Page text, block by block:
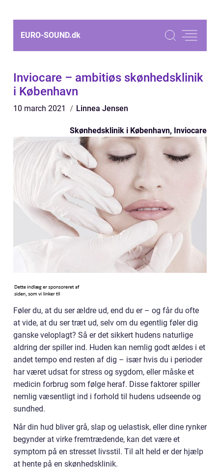
EURO-SOUND.dk
Inviocare – ambitiøs skønhedsklinik
i København
10 march 2021 Linnea Jensen
Skønhedsklinik i København, Inviocare
Føler du, at du ser ældre ud, end du er – og får du ofte
at vide, at du ser træt ud, selv om du egentlig føler dig
ganske veloplagt? Så er det sikkert hudens naturlige
aldring der spiller ind. Huden kan nemlig godt ældes i et
andet tempo end resten af dig – især hvis du i perioder
har været udsat for stress og sygdom, eller måske et
medicin forbrug som følge heraf. Disse faktorer spiller
nemlig væsentligt ind i forhold til hudens udseende og
sundhed.
Når din hud bliver grå, slap og uelastisk, eller dine rynker
begynder at virke fremtrædende, kan det være et
symptom på en stresset livsstil. Til alt held er der hjælp
at hente på en skønhedsklinik.